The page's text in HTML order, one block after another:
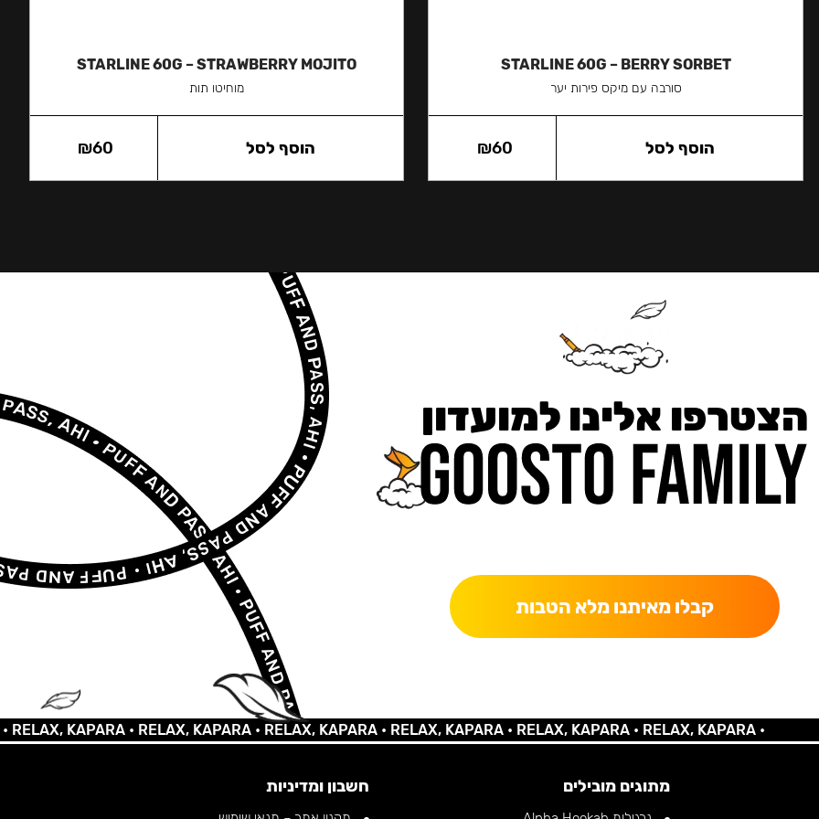
STARLINE 60G – BERRY SORBET
סורבה עם מיקס פירות יער
₪60 הוסף לסל
STARLINE 60G – STRAWBERRY MOJITO
מוחיטו תות
₪60 הוסף לסל
הצטרפו אלינו למועדון
קבלו מאיתנו מלא הטבות
KAPARA •RELAX, KAPARA •RELAX, KAPARA •RELAX, KAPARA •RELAX, KAPARA •RELAX, KAPARA •
מתוגים מובילים חשבון ומדיניות